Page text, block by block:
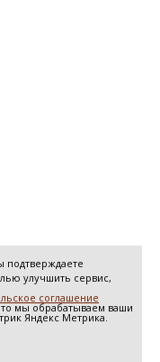
подтверждаете
улучшить сервис,
соглашение
мы обрабатываем ваши
Яндекс Метрика.